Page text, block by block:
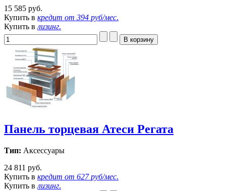
15 585 руб.
Купить в кредит от 394 руб/мес.
Купить влизинг.
Панель торцевая Атеси Регата
Тип: Аксессуары
24 811 руб.
Купить в кредит от 627 руб/мес.
Купить в лизинг.